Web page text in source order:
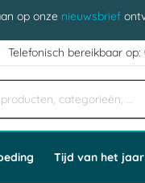
op onze nieuwsbrief
Telefonisch bereikbaar op:
Tijd van het jaar